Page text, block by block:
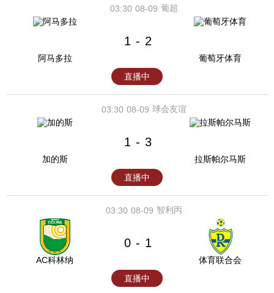
08-09
03:30 葡超
阿马多拉
1 - 2
葡萄牙体育
直播中
08-09
03:30 球会友谊
加的斯
1 - 3
拉斯帕尔马斯
直播中
08-09
03:30 智利丙
AC科林纳
0 - 1
体育联合会
直播中